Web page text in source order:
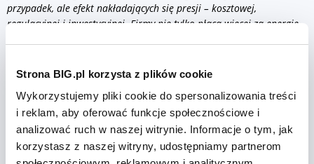
Strona BIG.pl korzysta z plików cookie
Wykorzystujemy pliki cookie do spersonalizowania treści
i reklam, aby oferować funkcje społecznościowe i
analizować ruch w naszej witrynie. Informacje o tym, jak
korzystasz z naszej witryny, udostępniamy partnerom
przypadek, ale efekt nakładających się presji – kosztowej,
regulacyjnej i inwestycyjnej. Firmy nie tylko płacą więcej za energię,
wsparcia inwestycyjnego, rośnie ryzyko utraty płynności finansowej.
rozsądnym zarządzaniem kosztami, widać wyraźną stabilizację.
Transformacja wymaga czasu i wsparcia systemowego – zarówno
regulacyjnego, jak i finansowego- komentujedr hab. Waldemar
Rogowski, główny analityk BIG InfoMonitor.